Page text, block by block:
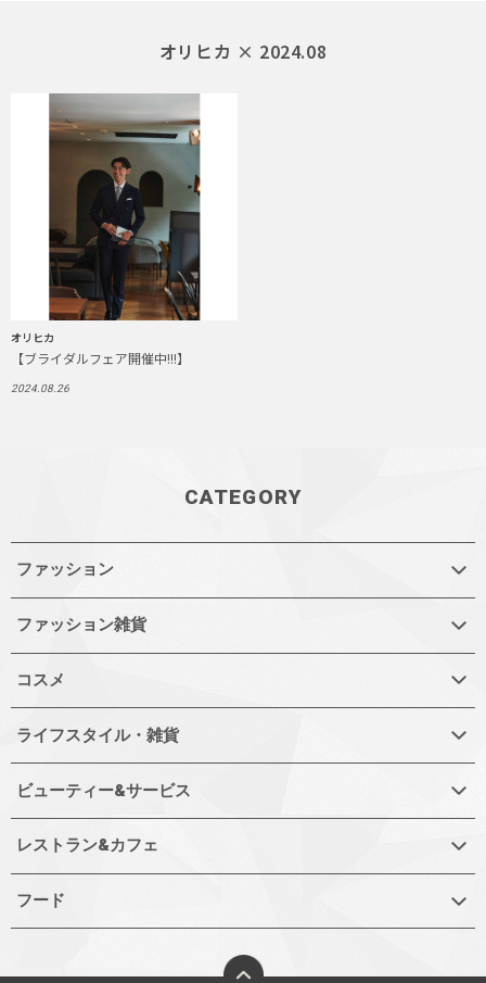
オリヒカ × 2024.08
オリヒカ
【ブライダルフェア開催中!!!】
2024.08.26
CATEGORY
ファッション
ファッション雑貨
コスメ
ライフスタイル・雑貨
ビューティー&サービス
レストラン&カフェ
フード